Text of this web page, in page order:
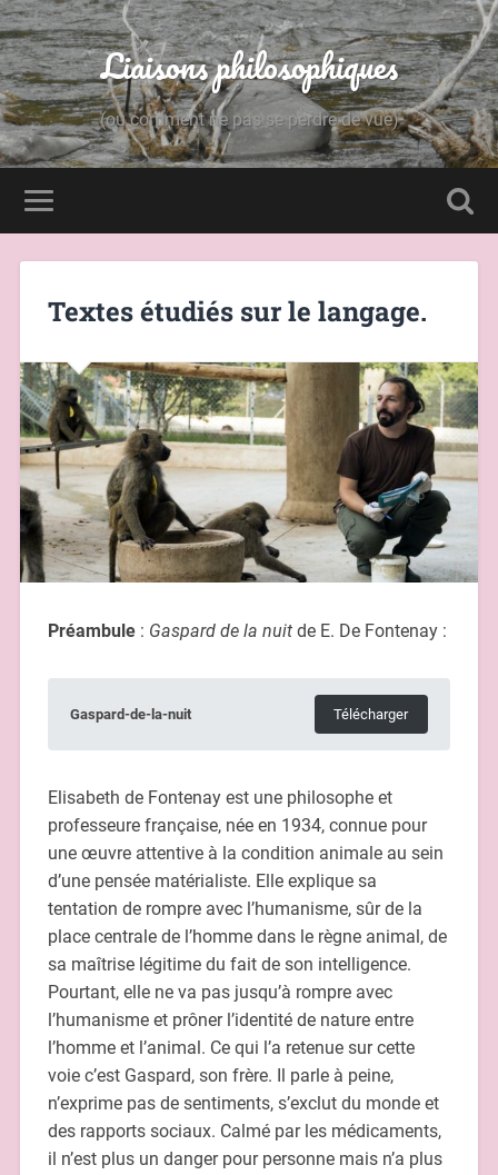
Liaisons philosophiques
(ou comment ne pas se perdre de vue)
Textes étudiés sur le langage.
Préambule: Gaspard de la nuit de E. De Fontenay :
Gaspard-de-la-nuit Télécharger
Elisabeth de Fontenay est une philosophe et
professeure française, née en 1934, connue pour
une œuvre attentive à la condition animale au sein
d’une pensée matérialiste. Elle explique sa
tentation de rompre avec l’humanisme, sûr de la
place centrale de l’homme dans le règne animal, de
sa maîtrise légitime du fait de son intelligence.
Pourtant, elle ne va pas jusqu’à rompre avec
l’humanisme et prôner l’identité de nature entre
l’homme et l’animal. Ce qui l’a retenue sur cette
voie c’est Gaspard, son frère. Il parle à peine,
n’exprime pas de sentiments, s’exclut du monde et
des rapports sociaux. Calmé par les médicaments,
il n’est plus un danger pour personne mais n’a plus